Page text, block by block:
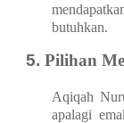
butuhkan.
Pilihan
Aqiqah
apalagi